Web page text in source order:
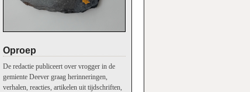
Oproep
De redactie publiceert over vrogger in de
gemiente Deever graag herinneringen,
verhalen, reacties, artikelen uit tijdschriften,